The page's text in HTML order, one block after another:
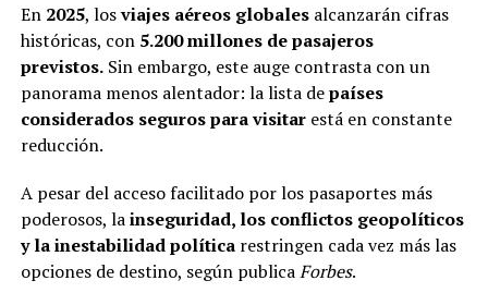
En 2025, losviajes aéreos globales alcanzarán cifras
históricas, con5.200 millones de pasajeros
previstos.Sin embargo, este auge contrasta con un
panorama menos alentador: la lista depaíses
considerados seguros para visitarestá en constante
reducción.
A pesar del acceso facilitado por los pasaportes más
poderosos, lainseguridad, los conflictos geopolíticos
y la inestabilidad política restringen cada vez más las
opciones de destino, según publicaForbes.